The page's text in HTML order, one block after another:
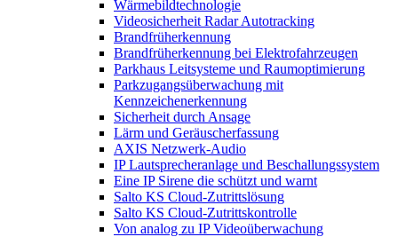
Wärmebildtechnologie
Videosicherheit Radar Autotracking​
Brandfrüherkennung
Brandfrüherkennung bei Elektrofahrzeugen
Parkhaus Leitsysteme und Raumoptimierung
Parkzugangsüberwachung mit
Kennzeichenerkennung
Sicherheit durch Ansage
Lärm und Geräuscherfassung
AXIS Netzwerk-Audio
IP Lautsprecheranlage und Beschallungssystem
Eine IP Sirene die schützt und warnt
Salto KS Cloud-Zutrittslösung
Salto KS Cloud-Zutrittskontrolle
Von analog zu IP Videoüberwachung